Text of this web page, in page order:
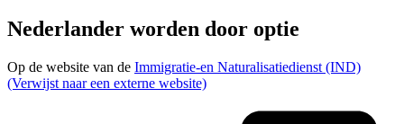
Nederlander worden door optie
Op de website van de Immigratie-en Naturalisatiedienst (IND)
(Verwijst naar een externe website)